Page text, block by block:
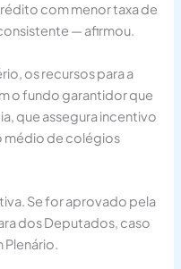
com menor taxa de
— afirmou.
os recursos para a
o fundo garantidor que
que assegura incentivo
médio de colégios
Se for aprovado pela
dos Deputados, caso
Plenário.